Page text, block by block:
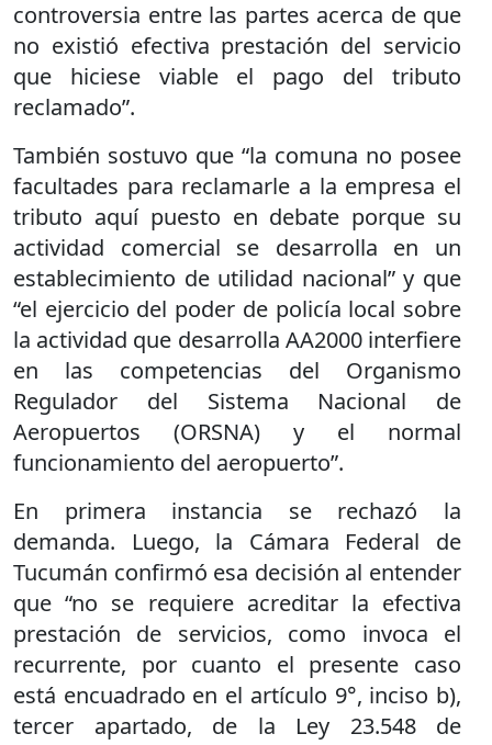
controversia entre las partes acerca de que
no existió efectiva prestación del servicio
que hiciese viable el pago del tributo
reclamado”.
También sostuvo que “la comuna no posee
facultades para reclamarle a la empresa el
tributo aquí puesto en debate porque su
actividad comercial se desarrolla en un
establecimiento de utilidad nacional” y que
“el ejercicio del poder de policía local sobre
la actividad que desarrolla AA2000 interfiere
en las competencias del Organismo
Regulador del Sistema Nacional de
Aeropuertos (ORSNA) y el normal
funcionamiento del aeropuerto”.
En primera instancia se rechazó la
demanda. Luego, la Cámara Federal de
Tucumán confirmó esa decisión al entender
que “no se requiere acreditar la efectiva
prestación de servicios, como invoca el
recurrente, por cuanto el presente caso
está encuadrado en el artículo 9°, inciso b),
tercer apartado, de la Ley 23.548 de